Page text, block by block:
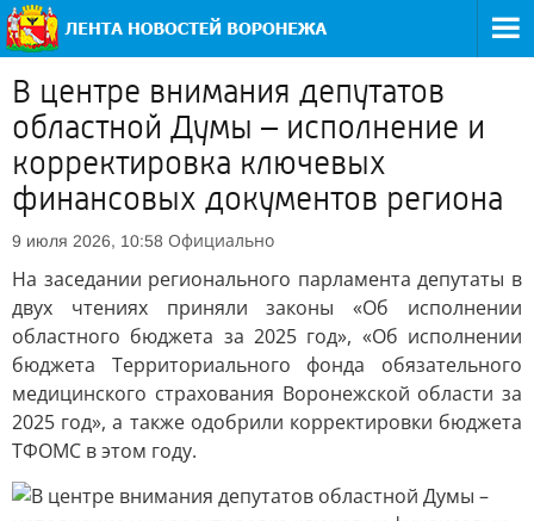
В центре внимания депутатов
областной Думы – исполнение и
корректировка ключевых
финансовых документов региона
9 июля 2026, 10:58 Официально
На заседании регионального парламента депутаты в
двух чтениях приняли законы «Об исполнении
областного бюджета за 2025 год», «Об исполнении
бюджета Территориального фонда обязательного
медицинского страхования Воронежской области за
2025 год», а также одобрили корректировки бюджета
ТФОМС в этом году.